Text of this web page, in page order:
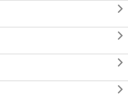



